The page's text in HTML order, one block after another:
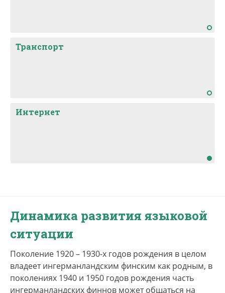
Транспорт
Интернет
Динамика развития языковой
ситуации
Поколение 1920 – 1930-х годов рождения в целом
владеет ингерманландским финским как родным, в
поколениях 1940 и 1950 годов рождения часть
ингерманландских финнов может общаться на